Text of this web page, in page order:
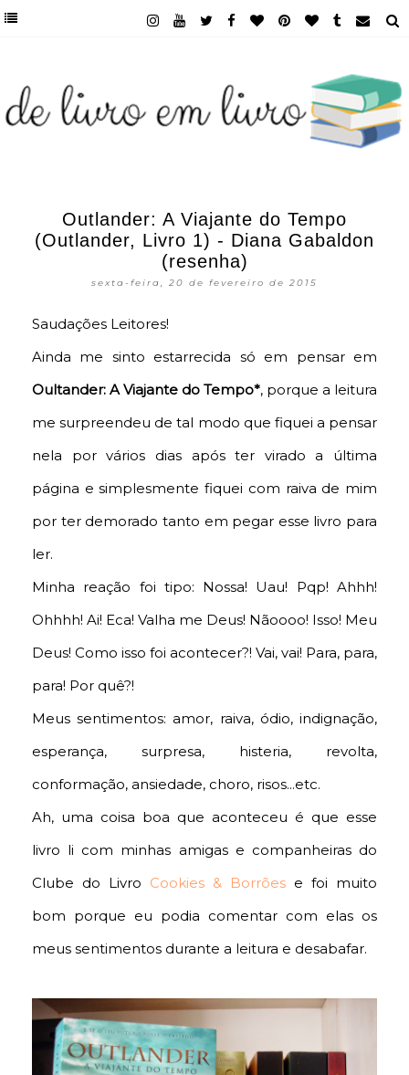
Outlander: A Viajante do Tempo
(Outlander, Livro 1) - Diana Gabaldon
(resenha)
sexta-feira, 20 de fevereiro de 2015
Saudações Leitores!
Ainda me sinto estarrecida só em pensar em
Oultander: A Viajante do Tempo*, porque a leitura
me surpreendeu de tal modo que fiquei a pensar
nela por vários dias após ter virado a última
página e simplesmente fiquei com raiva de mim
por ter demorado tanto em pegar esse livro para
ler.
Minha reação foi tipo: Nossa! Uau! Pqp! Ahhh!
Ohhhh! Ai! Eca! Valha me Deus! Nãoooo! Isso! Meu
Deus! Como isso foi acontecer?! Vai, vai! Para, para,
para! Por quê?!
Meus sentimentos: amor, raiva, ódio, indignação,
esperança, surpresa, histeria, revolta,
conformação, ansiedade, choro, risos...etc.
Ah, uma coisa boa que aconteceu é que esse
livro li com minhas amigas e companheiras do
Clube do Livro Cookies & Borrões e foi muito
bom porque eu podia comentar com elas os
meus sentimentos durante a leitura e desabafar.